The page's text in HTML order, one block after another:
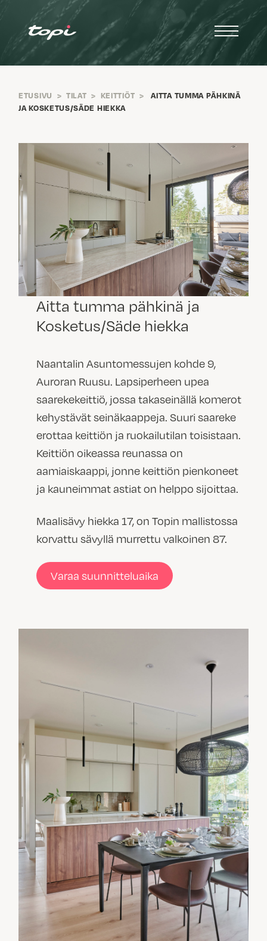
ETUSIVU > TILAT > KEITTIÖT >
AITTA TUMMA PÄHKINÄ
JA KOSKETUS/SÄDE HIEKKA
Aitta tumma pähkinä ja
Kosketus/Säde hiekka
Naantalin Asuntomessujen kohde 9,
Auroran Ruusu. Lapsiperheen upea
saarekekeittiö, jossa takaseinällä komerot
kehystävät seinäkaappeja. Suuri saareke
erottaa keittiön ja ruokailutilan toisistaan.
Keittiön oikeassa reunassa on
aamiaiskaappi, jonne keittiön pienkoneet
ja kauneimmat astiat on helppo sijoittaa.
Maalisävy hiekka 17, on Topin mallistossa
korvattu sävyllä murrettu valkoinen 87.
Varaa suunnitteluaika